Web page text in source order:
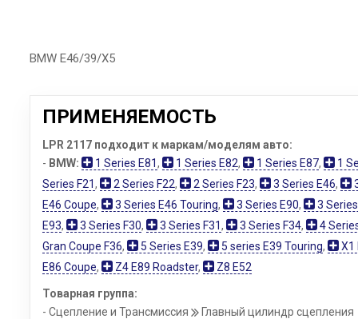
BMW E46/39/X5
ПРИМЕНЯЕМОСТЬ
LPR 2117 подходит к маркам/моделям авто:
- BMW: 1 Series E81, 1 Series E82, 1 Series E87, 1
Series F21, 2 Series F22, 2 Series F23, 3 Series E46,
E46 Coupe, 3 Series E46 Touring, 3 Series E90, 3 Series
E93, 3 Series F30, 3 Series F31, 3 Series F34, 4
Gran Coupe F36, 5 Series E39, 5 series E39 Touring, X1
E86 Coupe, Z4 E89 Roadster, Z8 E52
Товарная группа:
- Сцепление и Трансмиссия
Главный цилиндр сцепления